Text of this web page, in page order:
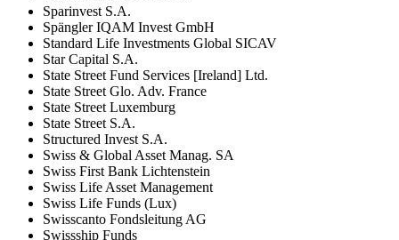
Sparinvest S.A.
Spängler IQAM Invest GmbH
Standard Life Investments Global SICAV
Star Capital S.A.
State Street Fund Services [Ireland] Ltd.
State Street Glo. Adv. France
State Street Luxemburg
State Street S.A.
Structured Invest S.A.
Swiss & Global Asset Manag. SA
Swiss First Bank Lichtenstein
Swiss Life Asset Management
Swiss Life Funds (Lux)
Swisscanto Fondsleitung AG
Swissship Funds